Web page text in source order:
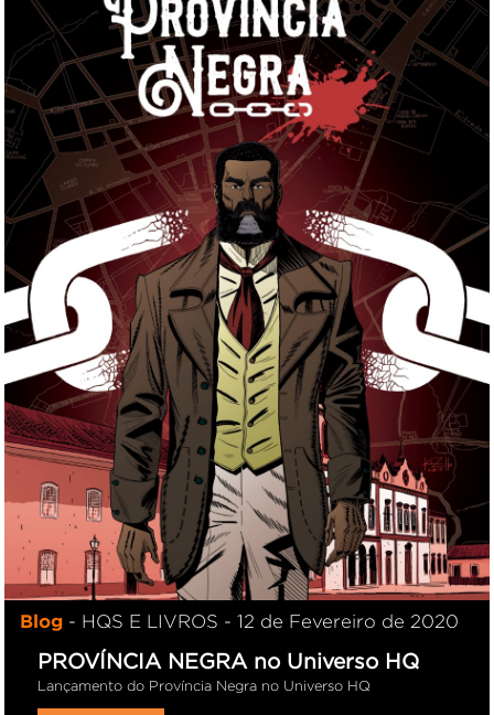
Blog- HQS E LIVROS - 12 de Fevereiro de 2020
PROVÍNCIA NEGRA no Universo HQ
Lançamento do Província Negra no Universo HQ